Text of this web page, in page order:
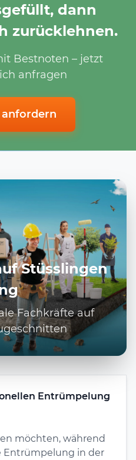
dann
zurücklehnen.
Bestnoten – jetzt
anfragen
Stüsslingen
Fachkräfte auf
Entrümpelung
möchten, während
Entrümpelung in der